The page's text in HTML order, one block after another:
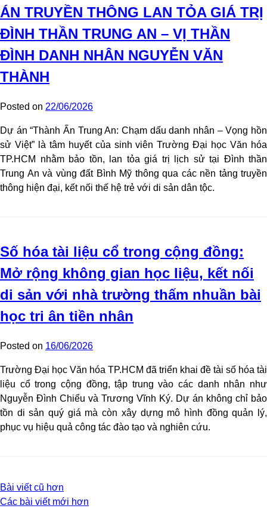
ÁN TRUYỀN THÔNG LAN TỎA GIÁ TRỊ
ĐÌNH THẦN TRUNG AN – VỊ THẦN
ĐÌNH DANH NHÂN NGUYỄN VĂN
THÀNH
Posted on 22/06/2026
Dự án “Thành Ấn Trung An: Chạm dấu danh nhân – Vọng hồn
sử Việt” là tâm huyết của sinh viên Trường Đại học Văn hóa
TP.HCM nhằm bảo tồn, lan tỏa giá trị lịch sử tại Đình thần
Trung An và vùng đất Bình Mỹ thông qua các nền tảng truyền
thông hiện đại, kết nối thế hệ trẻ với di sản dân tộc.
Số hóa tài liệu cổ trong cộng đồng:
Mở rộng không gian học liệu, kết nối
di sản với nhà trường thấm nhuần bài
học tri ân tiền nhân
Posted on 16/06/2026
Trường Đại học Văn hóa TP.HCM đã triển khai đề tài số hóa tài
liệu cổ trong cộng đồng, tập trung vào các danh nhân như
Nguyễn Đình Chiểu và Trương Vĩnh Ký. Dự án không chỉ bảo
tồn di sản quý giá mà còn xây dựng mô hình đồng quản lý,
phục vụ hiệu quả công tác đào tạo và nghiên cứu.
Điều
Bài viết cũ hơn
Các bài viết mới hơn